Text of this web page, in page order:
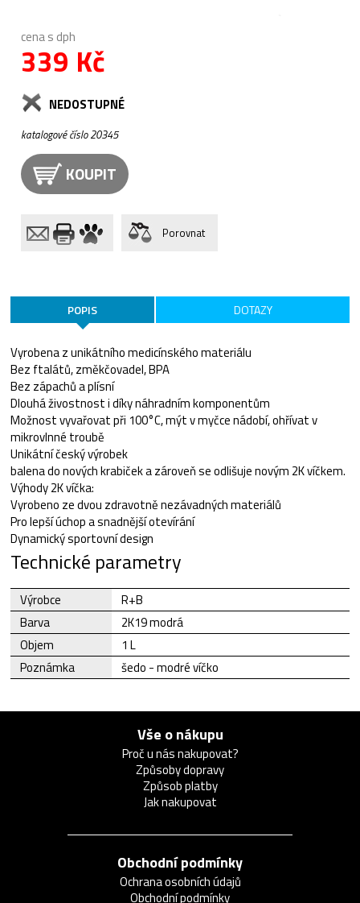
cena s dph
339 Kč
NEDOSTUPNÉ
katalogové číslo 20345
KOUPIT
Porovnat
POPIS DOTAZY
Vyrobena z unikátního medicínského materiálu
Bez ftalátů, změkčovadel, BPA
Bez zápachů a plísní
Dlouhá živostnost i díky náhradním komponentům
Možnost vyvařovat při 100°C, mýt v myčce nádobí, ohřívat v
mikrovlnné troubě
Unikátní český výrobek
balena do nových krabiček a zároveň se odlišuje novým 2K víčkem.
Výhody 2K víčka:
Vyrobeno ze dvou zdravotně nezávadných materiálů
Pro lepší úchop a snadnější otevírání
Dynamický sportovní design
Technické parametry
Výrobce
R+B
Barva
2K19 modrá
Objem
1 L
Poznámka
šedo - modré víčko
Vše o nákupu
Proč u nás nakupovat?
Způsoby dopravy
Způsob platby
Jak nakupovat
Obchodní podmínky
Ochrana osobních údajů
Obchodní podmínky